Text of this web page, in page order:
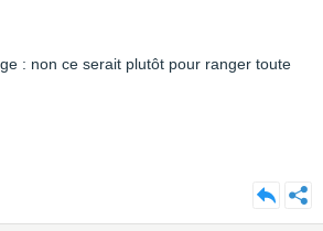
: non ce serait plutôt pour ranger toute